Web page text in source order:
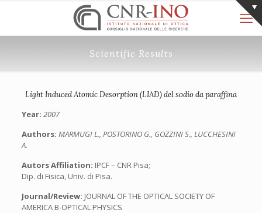
Scientific Results
Light Induced Atomic Desorption (LIAD) del sodio da paraffina
Year: 2007
Authors: MARMUGI L., POSTORINO G., GOZZINI S., LUCCHESINI
A.
Autors Affiliation: IPCF – CNR Pisa;
Dip. di Fisica, Univ. di Pisa.
Journal/Review: JOURNAL OF THE OPTICAL SOCIETY OF
AMERICA B-OPTICAL PHYSICS